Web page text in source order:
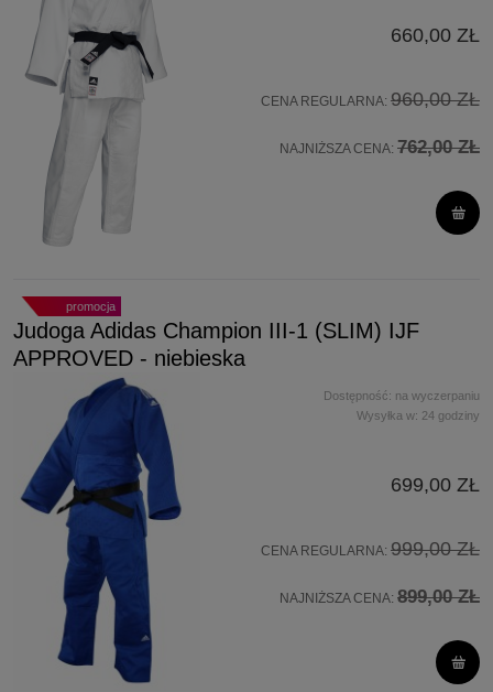
660,00 ZŁ
CENA REGULARNA: 960,00 ZŁ
NAJNIŻSZA CENA: 762,00 ZŁ
Judoga Adidas Champion III-1 (SLIM) IJF
APPROVED - niebieska
Dostępność: na wyczerpaniu
Wysyłka w: 24 godziny
699,00 ZŁ
CENA REGULARNA: 999,00 ZŁ
NAJNIŻSZA CENA: 899,00 ZŁ
promocja